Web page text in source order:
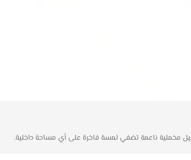
مخملية ناعمة تضفي لمسة فاخرة على أي مساحة داخلية.